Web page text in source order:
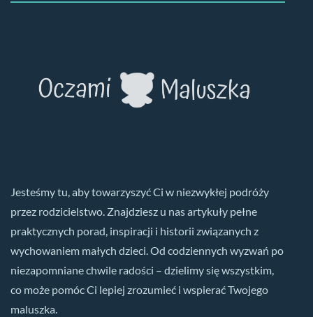
Jesteśmy tu, aby towarzyszyć Ci w niezwykłej podróży
przez rodzicielstwo. Znajdziesz u nas artykuły pełne
praktycznych porad, inspiracji i historii związanych z
wychowaniem małych dzieci. Od codziennych wyzwań po
niezapomniane chwile radości – dzielimy się wszystkim,
co może pomóc Ci lepiej zrozumieć i wspierać Twojego
maluszka.